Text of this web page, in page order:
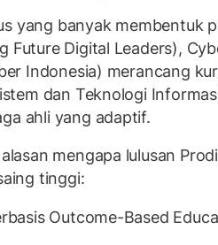
yang banyak membentuk
Future Digital Leaders),
Indonesia) merancang
dan Teknologi
ahli yang adaptif.
mengapa lulusan
tinggi:
Outcome-Based